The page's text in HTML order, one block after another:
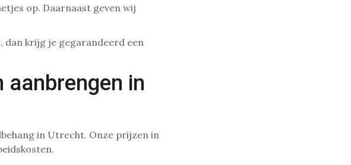
op. Daarnaast geven wij
dan krijg je gegarandeerd een
in
in Utrecht. Onze prijzen in